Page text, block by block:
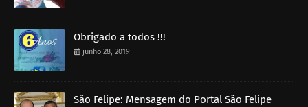
Obrigado a todos !!!
junho 28, 2019
São Felipe: Mensagem do Portal São Felipe